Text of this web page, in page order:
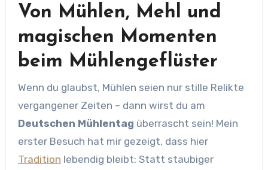
Von Mühlen, Mehl und
magischen Momenten
beim Mühlengeflüster
Wenn du glaubst, Mühlen seien nur stille Relikte
vergangener Zeiten – dann wirst du am
Deutschen Mühlentag überrascht sein! Mein
erster Besuch hat mir gezeigt, dass hier
Tradition lebendig bleibt: Statt staubiger